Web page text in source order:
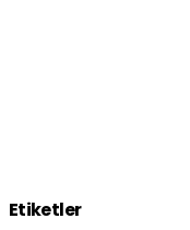
Etiketler